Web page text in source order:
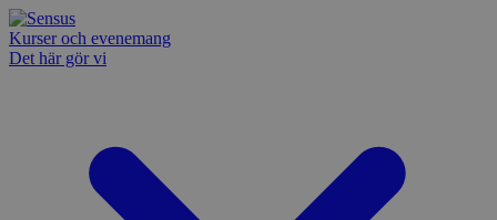
Kurser och evenemang
Det här gör vi